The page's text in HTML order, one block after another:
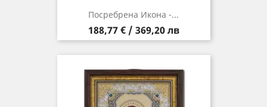
Посребрена Икона -...
Цена
188,77 € / 369,20 лв